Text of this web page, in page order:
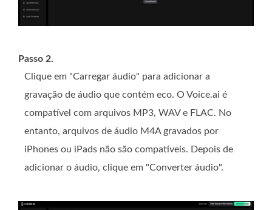
Passo 2.
Clique em "Carregar áudio" para adicionar a
gravação de áudio que contém eco. O Voice.ai é
compatível com arquivos MP3, WAV e FLAC. No
entanto, arquivos de áudio M4A gravados por
iPhones ou iPads não são compatíveis. Depois de
adicionar o áudio, clique em "Converter áudio".